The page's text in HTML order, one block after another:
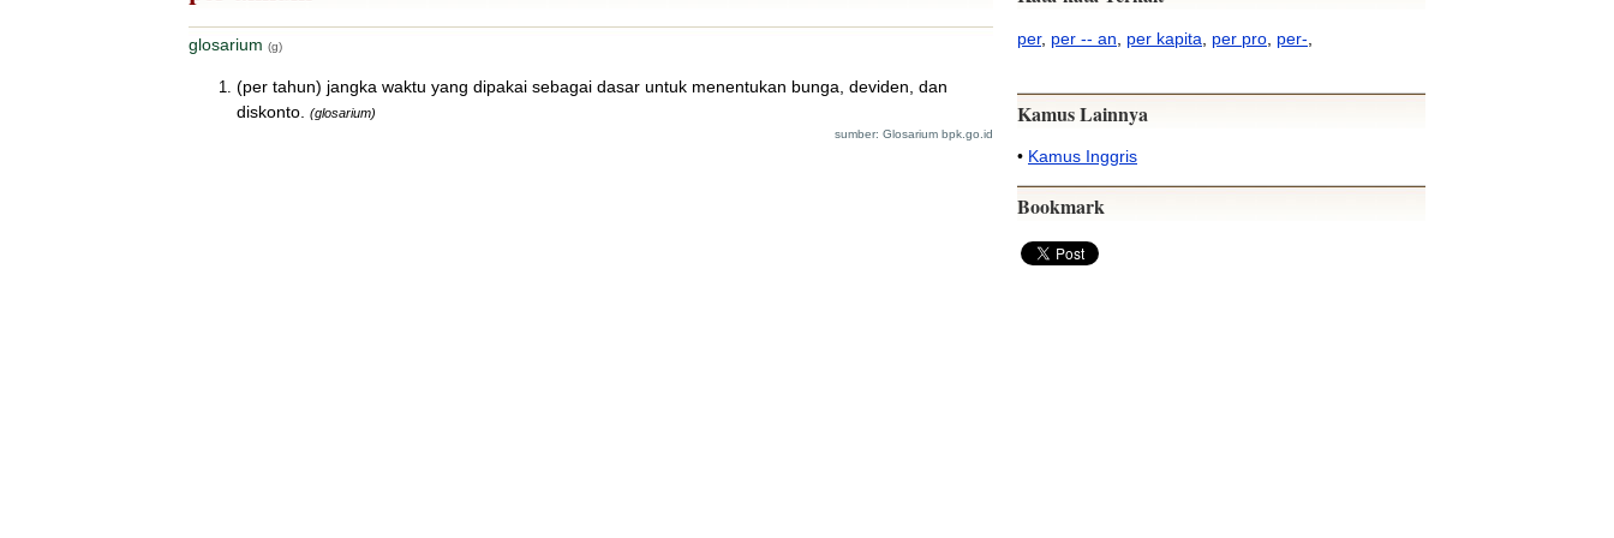
glosarium (g)
(per tahun) jangka waktu yang dipakai sebagai dasar untuk menentukan bunga, deviden, dan
diskonto.
(glosarium)
sumber: Glosarium bpk.go.id
per, per -- an per kapita per pro per-
Kamus Lainnya
• Kamus Inggris
Bookmark